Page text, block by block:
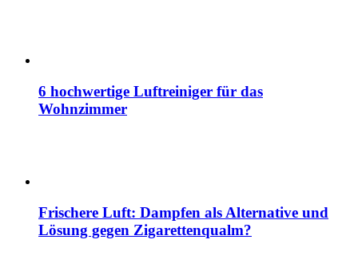
6 hochwertige Luftreiniger für das
Wohnzimmer
Frischere Luft: Dampfen als Alternative und
Lösung gegen Zigarettenqualm?